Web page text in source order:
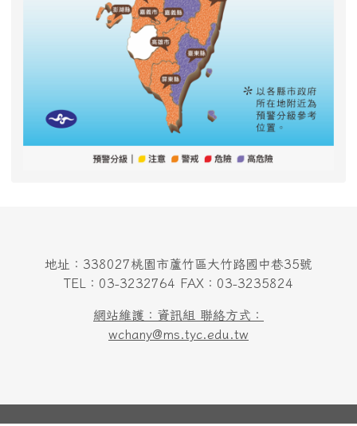
地址：338027桃園市蘆竹區大竹路國中巷35號
TEL：03-3232764 FAX：03-3235824
網站維護：資訊組 聯絡方式：
wchany@ms.tyc.edu.tw